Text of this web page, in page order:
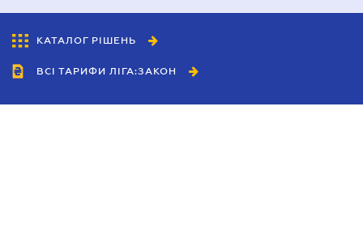
КАТАЛОГ РІШЕНЬ
ВСІ ТАРИФИ ЛІГА:ЗАКОН